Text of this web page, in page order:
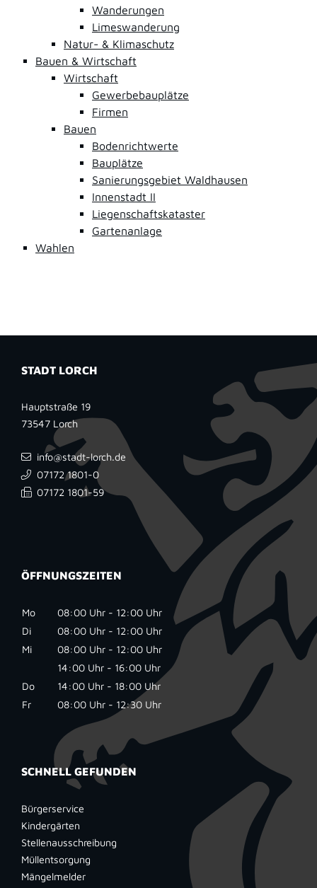
Wanderungen
Limeswanderung
Natur- & Klimaschutz
Bauen & Wirtschaft
Wirtschaft
Gewerbebauplätze
Firmen
Bauen
Bodenrichtwerte
Bauplätze
Sanierungsgebiet Waldhausen
Innenstadt II
Liegenschaftskataster
Gartenanlage
Wahlen
STADT LORCH
Hauptstraße 19
73547 Lorch
info@stadt-lorch.de
07172 1801-0
07172 1801-59
ÖFFNUNGSZEITEN
Mo
08:00 Uhr - 12:00 Uhr
Di
08:00 Uhr - 12:00 Uhr
Mi
08:00 Uhr - 12:00 Uhr
14:00 Uhr - 16:00 Uhr
Do
14:00 Uhr - 18:00 Uhr
Fr
08:00 Uhr - 12:30 Uhr
SCHNELL GEFUNDEN
Bürgerservice
Kindergärten
Stellenausschreibung
Müllentsorgung
Mängelmelder